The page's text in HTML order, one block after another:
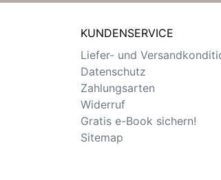
KUNDENSERVICE
Liefer- und
Datenschutz
Zahlungsarten
Widerruf
Gratis e-Book sichern!
Sitemap